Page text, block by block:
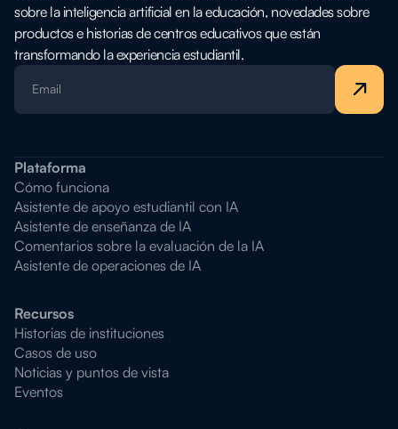
sobre la inteligencia artificial en la educación, novedades sobre
productos e historias de centros educativos que están
transformando la experiencia estudiantil.
Plataforma
Cómo funciona
Asistente de apoyo estudiantil con IA
Asistente de enseñanza de IA
Comentarios sobre la evaluación de la IA
Asistente de operaciones de IA
Recursos
Historias de instituciones
Casos de uso
Noticias y puntos de vista
Eventos